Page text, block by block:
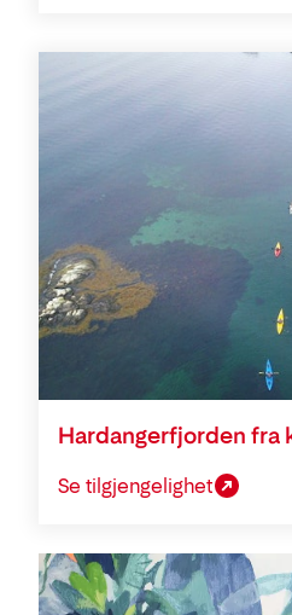
Hardangerfjorden fra
Se tilgjengelighet
Konferanse